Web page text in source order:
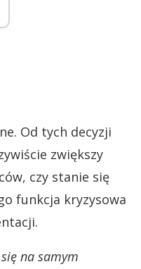
Od tych decyzji
zwiększy
czy stanie się
funkcja kryzysowa
na samym